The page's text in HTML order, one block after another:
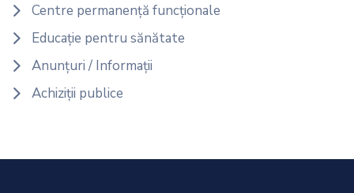
Centre permanență funcționale
Educație pentru sănătate
Anunțuri / Informații
Achiziții publice